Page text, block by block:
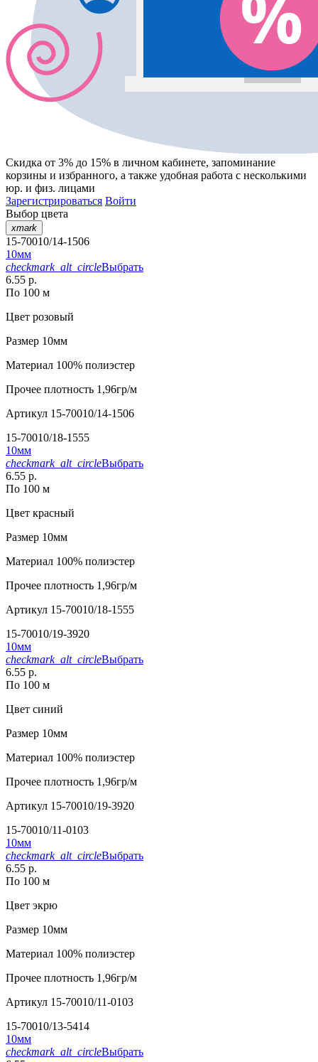
Скидка от 3% до 15% в личном кабинете, запоминание
корзины и избранного, а также удобная работа с несколькими
юр. и физ. лицами
Зарегистрироваться Войти
Выбор цвета
xmark
15-70010/14-1506
10мм
checkmark_alt_circleВыбрать
6.55 р.
По 100 м
Цвет розовый
Размер 10мм
Материал 100% полиэстер
Прочее плотность 1,96гр/м
Артикул 15-70010/14-1506
15-70010/18-1555
10мм
checkmark_alt_circleВыбрать
6.55 р.
По 100 м
Цвет красный
Размер 10мм
Материал 100% полиэстер
Прочее плотность 1,96гр/м
Артикул 15-70010/18-1555
15-70010/19-3920
10мм
checkmark_alt_circleВыбрать
6.55 р.
По 100 м
Цвет синий
Размер 10мм
Материал 100% полиэстер
Прочее плотность 1,96гр/м
Артикул 15-70010/19-3920
15-70010/11-0103
10мм
checkmark_alt_circleВыбрать
6.55 р.
По 100 м
Цвет экрю
Размер 10мм
Материал 100% полиэстер
Прочее плотность 1,96гр/м
Артикул 15-70010/11-0103
15-70010/13-5414
10мм
checkmark_alt_circleВыбрать